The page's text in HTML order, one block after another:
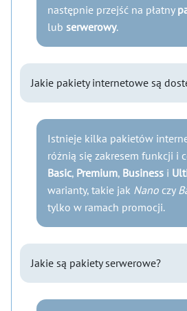
następnie przejść na płatny
lub serwerowy.
Jakie pakiety internetowe są
Istnieje kilka pakietów
różnią się zakresem funkcji i
Basic, Premium, Business i
warianty, takie jak Nano czy
tylko w ramach promocji.
Jakie są pakiety serwerowe?